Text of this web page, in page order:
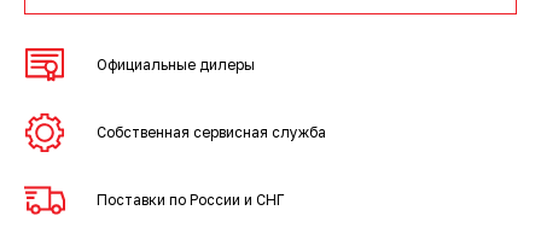
Официальные дилеры
Собственная сервисная служба
Поставки по России и СНГ
3D-сканеры для трекеров
3D-сканеры для измерительных
ПО ESI Additive Manufacturing
ПО Volume Graphics
ПО TubeShaper
ПО GOM